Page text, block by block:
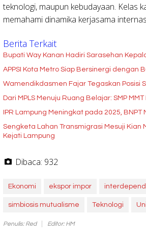
teknologi, maupun kebudayaan. Kelas
memahami dinamika kerjasama
Berita Terkait
Bupati Way Kanan Hadiri Sarasehan
APPSI Kota Metro Siap Bersinergi dengan
Wamendikdasmen Fajar Tegaskan Posisi
Dari MPLS Menuju Ruang Belajar: SMP
IPR Lampung Meningkat pada 2025,
Sengketa Lahan Transmigrasi Mesuji Kian
Kejati Lampung
Dibaca: 932
Ekonomi ekspor impor
simbiosis mutualisme Teknologi
Penulis: Red Editor: HM